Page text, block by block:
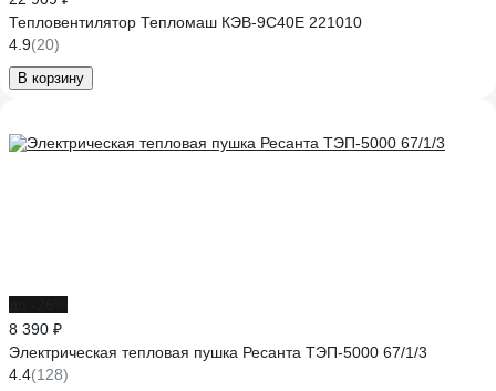
Тепловентилятор Тепломаш КЭВ-9С40Е 221010
4.9(20)
В корзину
8 390 ₽
Электрическая тепловая пушка Ресанта ТЭП-5000 67/1/3
4.4(128)